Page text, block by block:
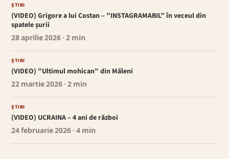
ȘTIRI
(VIDEO) Grigore a lui Costan – ”INSTAGRAMABIL” în veceul din
spatele șurii
28 aprilie 2026 · 2 min
ȘTIRI
(VIDEO) ”Ultimul mohican” din Măleni
22 martie 2026 · 2 min
ȘTIRI
(VIDEO) UCRAINA – 4 ani de război
24 februarie 2026 · 4 min